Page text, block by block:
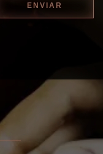
ENVIAR